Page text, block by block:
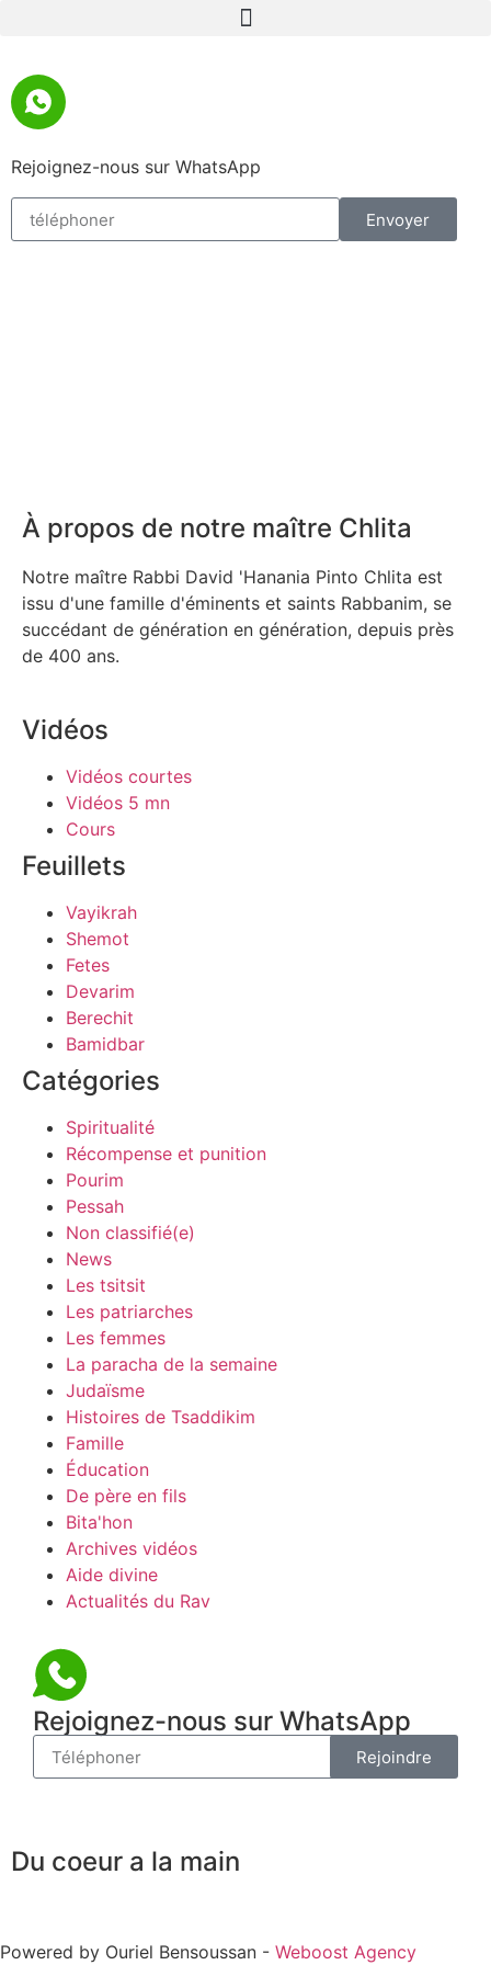
Rejoignez-nous sur WhatsApp
Envoyer
À propos de notre maître Chlita
Notre maître Rabbi David 'Hanania Pinto Chlita est
issu d'une famille d'éminents et saints Rabbanim, se
succédant de génération en génération, depuis près
de 400 ans.
Vidéos
Vidéos courtes
Vidéos 5 mn
Cours
Feuillets
Vayikrah
Shemot
Fetes
Devarim
Berechit
Bamidbar
Catégories
Spiritualité
Récompense et punition
Pourim
Pessah
Non classifié(e)
News
Les tsitsit
Les patriarches
Les femmes
La paracha de la semaine
Judaïsme
Histoires de Tsaddikim
Famille
Éducation
De père en fils
Bita'hon
Archives vidéos
Aide divine
Actualités du Rav
Rejoignez-nous sur WhatsApp
Rejoindre
Du coeur a la main
Powered by Ouriel Bensoussan - Weboost Agency